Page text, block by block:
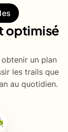
optimisé
un plan
les trails que
au quotidien.